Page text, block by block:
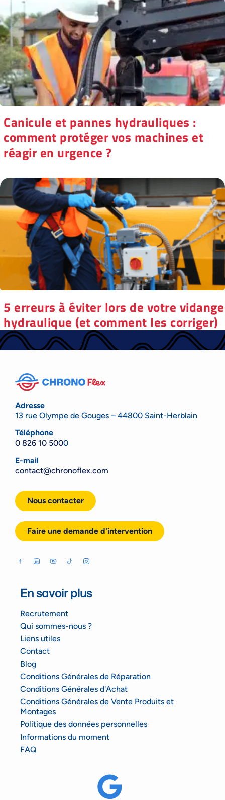
Canicule et pannes hydrauliques :
comment protéger vos machines et
réagir en urgence ?
5 erreurs à éviter lors de votre vidange
hydraulique (et comment les corriger)
Adresse
13 rue Olympe de Gouges – 44800 Saint-Herblain
Téléphone
0 826 10 5000
E-mail
contact@chronoflex.com
Nous contacter
Faire une demande d'intervention
En savoir plus
Recrutement
Qui sommes-nous ?
Liens utiles
Contact
Blog
Conditions Générales de Réparation
Conditions Générales d'Achat
Conditions Générales de Vente Produits et
Montages
Politique des données personnelles
Informations du moment
FAQ